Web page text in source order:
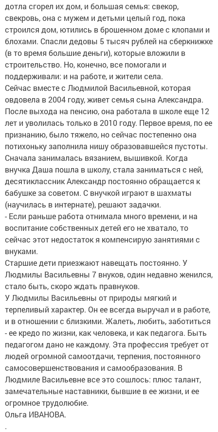
дотла сгорел их дом, и большая семья: свекор,
свекровь, она с мужем и детьми целый год, пока
строился дом, ютились в брошенном доме с клопами и
блохами. Спасли дедовы 5 тысяч рублей на сберкнижке
(в то время большие деньги), которые вложили в
строительство. Но, конечно, все помогали и
поддерживали: и на работе, и жители села.
Сейчас вместе с Людмилой Васильевной, которая
овдовела в 2004 году, живет семья сына Александра.
После выхода на пенсию, она работала в школе еще 12
лет и уволилась только в 2010 году. Первое время, по ее
признанию, было тяжело, но сейчас постепенно она
потихоньку заполнила нишу образовавшейся пустоты.
Сначала занималась вязанием, вышивкой. Когда
внучка Даша пошла в школу, стала заниматься с ней,
десятиклассник Александр постоянно обращается к
бабушке за советом. С внучкой играют в шахматы
(научилась в интернате), решают задачки.
- Если раньше работа отнимала много времени, и на
воспитание собственных детей его не хватало, то
сейчас этот недостаток я компенсирую занятиями с
внуками.
Старшие дети приезжают навещать постоянно. У
Людмилы Васильевны 7 внуков, один недавно женился,
стало быть, скоро ждать правнуков.
У Людмилы Васильевны от природы мягкий и
терпеливый характер. Он ее всегда выручал и в работе,
и в отношении с близкими. Жалеть, любить, заботиться
- ее кредо по жизни, как человека, и как педагога. Быть
педагогом дано не каждому. Эта профессия требует от
людей огромной самоотдачи, терпения, постоянного
самосовершенствования и самообразования. В
Людмиле Васильевне все это сошлось: плюс талант,
замечательные наставники, бывшие в ее жизни, и ее
огромное трудолюбие.
Ольга ИВАНОВА.
.